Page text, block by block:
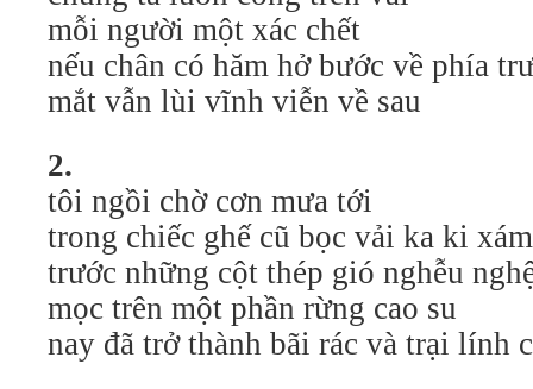
mỗi người một xác chết
nếu chân có hăm hở bước về phía
mắt vẫn lùi vĩnh viễn về sau
2.
tôi ngồi chờ cơn mưa tới
trong chiếc ghế cũ bọc vải ka ki xám
trước những cột thép gió nghễu
mọc trên một phần rừng cao su
nay đã trở thành bãi rác và trại lính